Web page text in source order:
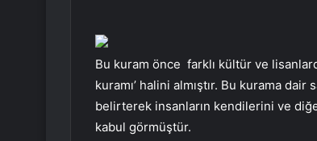
Bu kuram önce farklı kültür ve
kuramı’ halini almıştır. Bu kurama
belirterek insanların kendilerini ve
kabul görmüştür.